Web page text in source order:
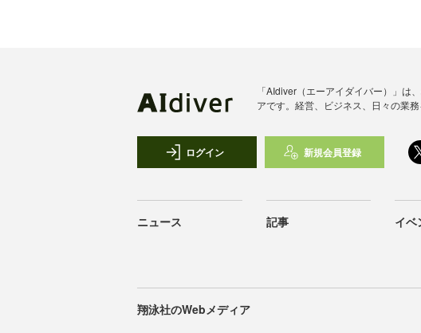
「AIdiver（エーアイダイバー）」は
アです。経営、ビジネス、日々の業
ログイン 新規会員登録
ニュース 記事 イベ
翔泳社のWebメディア